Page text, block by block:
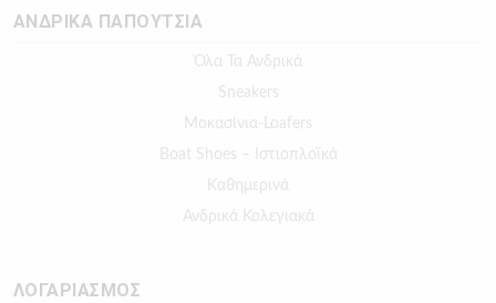
ΑΝΔΡΙΚΑ ΠΑΠΟΥΤΣΙΑ
Όλα Τα Ανδρικά
Sneakers
Μοκασίνια-Loafers
Boat Shoes – Ιστιοπλοϊκά
Καθημερινά
Ανδρικά Κολεγιακά
ΛΟΓΑΡΙΑΣΜΟΣ